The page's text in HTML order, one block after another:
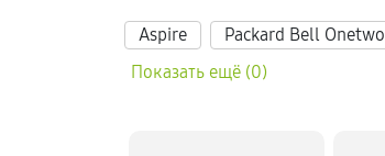
Aspire Packard Bell Onetwo
Показать ещё (0)